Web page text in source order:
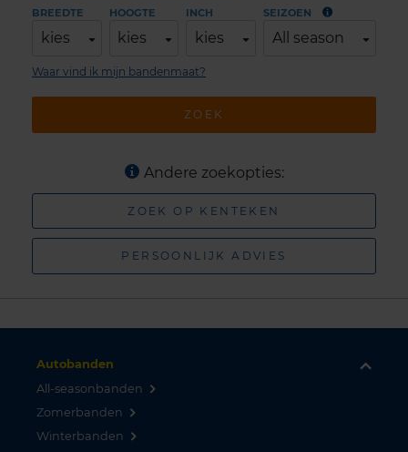
BREEDTE
kies
HOOGTE
kies
INCH
kies
SEIZOEN
All season
ZOEK
Waar vind ik mijn bandenmaat?
Andere zoekopties:
ZOEK OP KENTEKEN
PERSOONLIJK ADVIES
Autobanden
All-seasonbanden
Zomerbanden
Winterbanden